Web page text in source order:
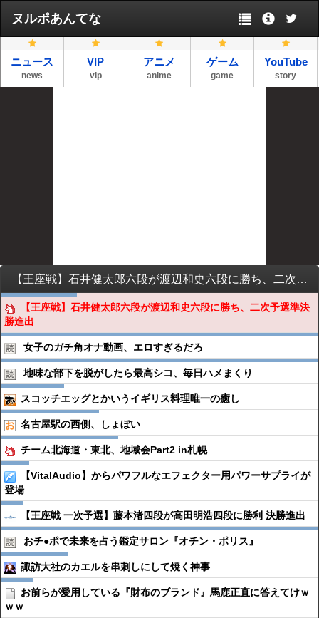
ヌルポあんてな
ニュース
news
VIP
vip
アニメ
anime
ゲーム
game
YouTube
story
【王座戦】石井健太郎六段が渡辺和史六段に勝ち、二次予選準決勝進出
【王座戦】石井健太郎六段が渡辺和史六段に勝ち、二次予選準決
勝進出
女子のガチ角オナ動画、エロすぎるだろ
地味な部下を脱がしたら最高シコ、毎日ハメまくり
スコッチエッグとかいうイギリス料理唯一の癒し
名古屋駅の西側、しょぼい
チーム北海道・東北、地域会Part2 in札幌
【VitalAudio】からパワフルなエフェクター用パワーサプライが
登場
【王座戦 一次予選】藤本渚四段が高田明浩四段に勝利 決勝進出
おチ●︎ポで未来を占う鑑定サロン『オチン・ポリス』
諏訪大社のカエルを串刺しにして焼く神事
お前らが愛用している『財布のブランド』馬鹿正直に答えてけｗ
ｗｗ